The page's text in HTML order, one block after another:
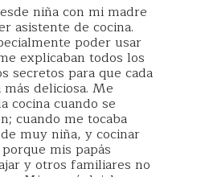
niña con mi madre
asistente de cocina.
poder usar
explicaban todos los
secretos para que cada
deliciosa. Me
cocina cuando se
cuando me tocaba
muy niña, y cocinar
mis papás
y otros familiares no